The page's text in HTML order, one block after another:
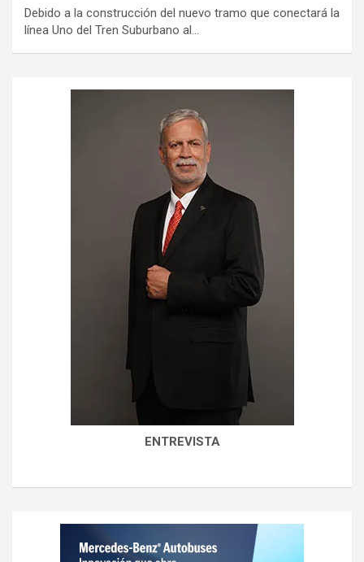
Debido a la construcción del nuevo tramo que conectará la
línea Uno del Tren Suburbano al…
ENTREVISTA